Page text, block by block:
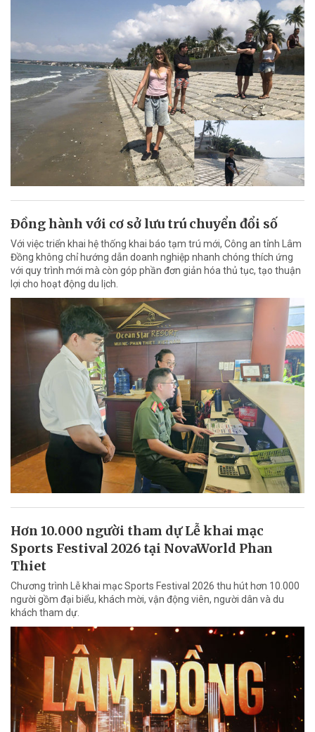
Ðồng hành với cơ sở lưu trú chuyển đổi số
Với việc triển khai hệ thống khai báo tạm trú mới, Công an tỉnh Lâm
Đồng không chỉ hướng dẫn doanh nghiệp nhanh chóng thích ứng
với quy trình mới mà còn góp phần đơn giản hóa thủ tục, tạo thuận
lợi cho hoạt động du lịch.
Hơn 10.000 người tham dự Lễ khai mạc
Sports Festival 2026 tại NovaWorld Phan
Thiet
Chương trình Lễ khai mạc Sports Festival 2026 thu hút hơn 10.000
người gồm đại biểu, khách mời, vận động viên, người dân và du
khách tham dự.